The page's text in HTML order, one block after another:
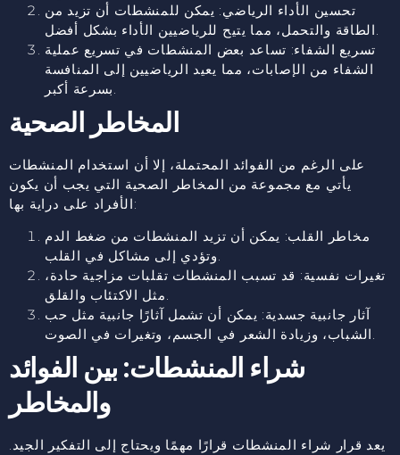
تحسين الأداء الرياضي: يمكن للمنشطات أن تزيد من
الطاقة والتحمل، مما يتيح للرياضيين الأداء بشكل أفضل.
تسريع الشفاء: تساعد بعض المنشطات في تسريع عملية
الشفاء من الإصابات، مما يعيد الرياضيين إلى المنافسة
بسرعة أكبر.
المخاطر الصحية
على الرغم من الفوائد المحتملة، إلا أن استخدام المنشطات
يأتي مع مجموعة من المخاطر الصحية التي يجب أن يكون
الأفراد على دراية بها:
مخاطر القلب: يمكن أن تزيد المنشطات من ضغط الدم
وتؤدي إلى مشاكل في القلب.
تغيرات نفسية: قد تسبب المنشطات تقلبات مزاجية حادة،
مثل الاكتئاب والقلق.
آثار جانبية جسدية: يمكن أن تشمل آثارًا جانبية مثل حب
الشباب، وزيادة الشعر في الجسم، وتغيرات في الصوت.
شراء المنشطات: بين الفوائد
والمخاطر
يعد قرار شراء المنشطات قرارًا مهمًا ويحتاج إلى التفكير الجيد.